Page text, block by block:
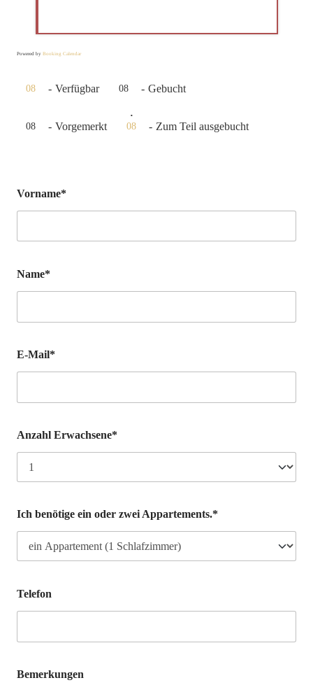
Powered by Booking Calendar
08 - Verfügbar 08 - Gebucht
08 - Vorgemerkt
·
08 - Zum Teil ausgebucht
Vorname*
Name*
E-Mail*
Anzahl Erwachsene*
Ich benötige ein oder zwei Appartements.*
Telefon
Bemerkungen